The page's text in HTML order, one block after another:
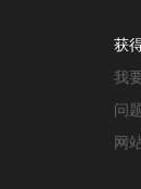
获
我
问
网